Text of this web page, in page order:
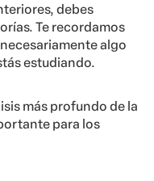
debes
Te recordamos
algo
estudiando.
más profundo de la
para los